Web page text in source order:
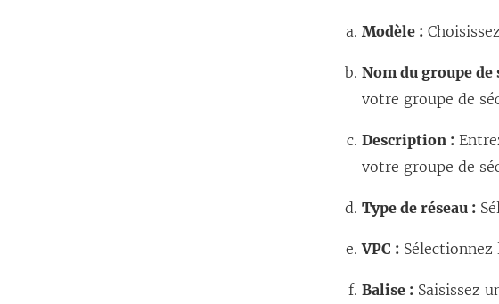
Modèle :
Nom du groupe de
votre groupe de
Description :
votre groupe de
Type de réseau :
VPC : Sélectionnez
Balise : Saisissez